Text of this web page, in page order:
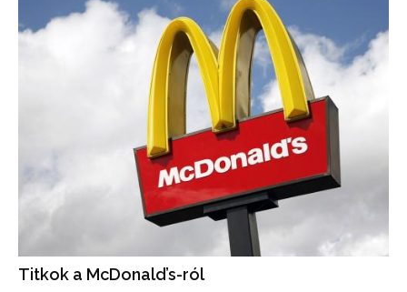
Titkok a McDonald’s-ról